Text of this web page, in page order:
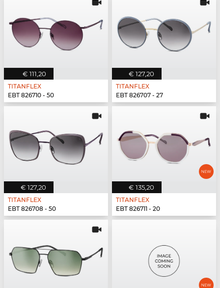
€ 111,20
TITANFLEX
EBT 826710 - 50
€ 127,20
TITANFLEX
EBT 826707 - 27
€ 127,20
TITANFLEX
EBT 826708 - 50
€ 135,20
TITANFLEX
EBT 826711 - 20